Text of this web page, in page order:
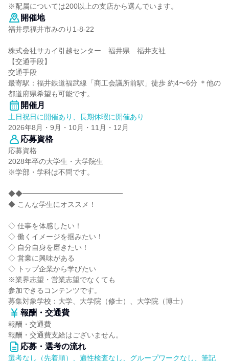
※配属については200以上の支店から選んでいます。
開催地
福井県福井市みのり1-8-22
株式会社サカイ引越センター 福井県 福井支社
【交通手段】
交通手段
最寄駅：福井鉄道福武線「商工会議所前駅」徒歩 約4〜6分 ＊他の
都道府県希望も可能です。
開催月
土日祝日に開催あり、長期休暇に開催あり
2026年8月・9月・10月・11月・12月
応募資格
応募資格
2028年卒の大学生・大学院生
※学部・学科は不問です。
◆◆━━━━━━━━━━━━━━
◆ こんな学生にオススメ！
◇ 仕事を体感したい！
◇ 働くイメージを掴みたい！
◇ 自分自身を磨きたい！
◇ 営業に興味がある
◇ トップ企業から学びたい
※業界志望・営業志望でなくても
参加できるコンテンツです。
募集対象学校：大学、大学院（修士）、大学院（博士）
報酬・交通費
報酬・交通費
報酬・交通費支給はございません。
応募・選考の流れ
選考なし（先着順）、適性検査なし、グループワークなし、筆記